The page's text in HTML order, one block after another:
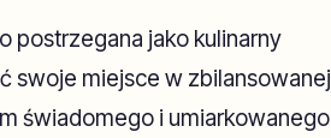
postrzegana jako kulinarny
swoje miejsce w zbilansowanej
świadomego i umiarkowanego